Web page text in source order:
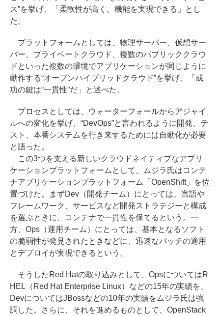
ス”を挙げ、「柔軟性が高く、機能を実現できる」とし
た。
プラットフォームとしては、物理サーバー、仮想サー
バー、プライベートクラウド、複数のパブリッククラウ
ドといった複数の環境でアプリケーションが同じように
動作する“オープンハイブリッドクラウド”を挙げ、「成
功の鍵は“一貫性”だ」と述べた。
プロセスとしては、ウォーターフォールからアジャイ
ルへの変化を挙げ、“DevOps”と言われるように開発、テ
スト、本番システムを行き来するためには自動化が必要
と語った。
この3つを支える新しいクラウドネイティブなアプリ
ケーションプラットフォームとして、ムジラ氏はコンテ
ナアプリケーションプラットフォーム「OpenShift」を位
置づけた。まずDev（開発チーム）にとっては、言語や
フレームワーク、サービスなど開発ストラテジーと構成
を選ぶときに、コンテナで一貫性を保てるという。一
方、Ops（運用チーム）にとっては、基本となるソフト
の脆弱性が発見されたときなどに、迅速なパッチの適用
とデプロイが実現できるという。
そうしたRed Hatの取り込みとして、OpsについてはR
HEL（Red Hat Enterprise Linux）などの15年の実績を、
DevについてはJBossなどの10年の実績をムジラ氏は強
調した。さらに、それを進めるものとして、OpenStack